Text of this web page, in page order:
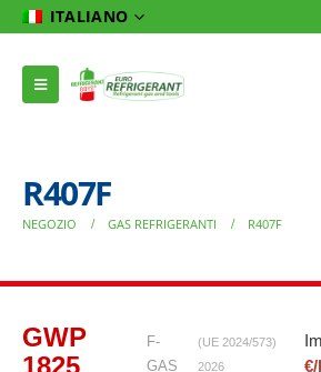
ITALIANO
R407F
NEGOZIO GAS REFRIGERANTI R407F
GWP
1825
F-
GAS
(UE 2024/573)
2026